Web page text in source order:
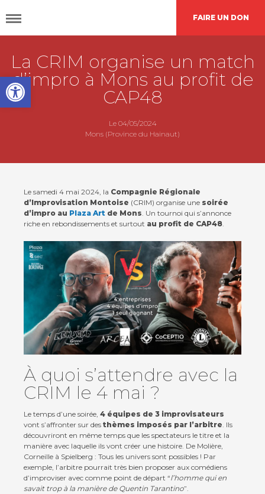
FAIRE UN DON
DÉCOUVRIR CAP48
Nos actions
Demande de financement
L’agenda CAP48
Contact
Actualités
Viva for Life
La CRIM organise un match
d’impro à Mons au profit de
CAP48
Le 04/05/2024
Mons (Province du Hainaut)
Le samedi 4 mai 2024, la Compagnie Régionale
d’Improvisation Montoise (CRIM) organise une soirée
d’impro au Plaza Art de Mons. Un tournoi qui s’annonce
riche en rebondissements et surtout au profit de CAP48.
À quoi s’attendre avec la
CRIM le 4 mai ?
Le temps d’une soirée, 4 équipes de 3 improvisateurs
vont s’affronter sur des thèmes imposés par l’arbitre. Ils
découvriront en même temps que les spectateurs le titre et la
manière avec laquelle ils vont créer une histoire. De Molière,
Corneille à Spielberg : Tous les univers sont possibles ! Par
exemple, l’arbitre pourrait très bien proposer aux comédiens
d’improviser avec comme point de départ “l’homme qui en
savait trop à la manière de Quentin Tarantino”.
Open toolbar